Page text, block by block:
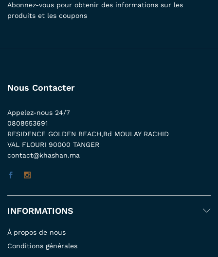
Abonnez-vous pour obtenir des informations sur les
produits et les coupons
Nous Contacter
Appelez-nous 24/7
0808553691
RESIDENCE GOLDEN BEACH,Bd MOULAY RACHID
VAL FLOURI 90000 TANGER
contact@khashan.ma
INFORMATIONS
À propos de nous
Conditions générales